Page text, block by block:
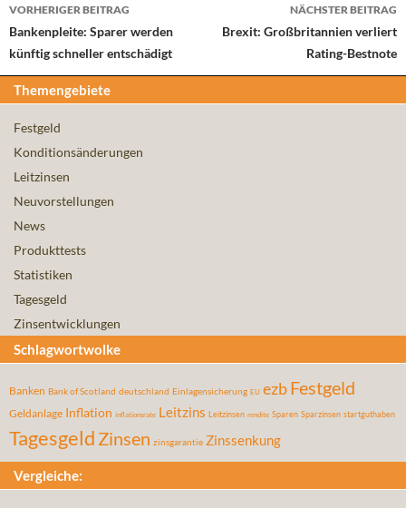
Navigation
VORHERIGER BEITRAG
Bankenpleite: Sparer werden
künftig schneller entschädigt
NÄCHSTER BEITRAG
Brexit: Großbritannien verliert
Rating-Bestnote
Themengebiete
Festgeld
Konditionsänderungen
Leitzinsen
Neuvorstellungen
News
Produkttests
Statistiken
Tagesgeld
Zinsentwicklungen
Schlagwortwolke
Banken Bank of Scotland deutschland Einlagensicherung EU ezbFestgeld
Geldanlage Inflation inflationsrate Leitzins Leitzinsen rendite Sparen Sparzinsen startguthaben
Tagesgeld Zinsen zinsgarantie Zinssenkung
Vergleiche: